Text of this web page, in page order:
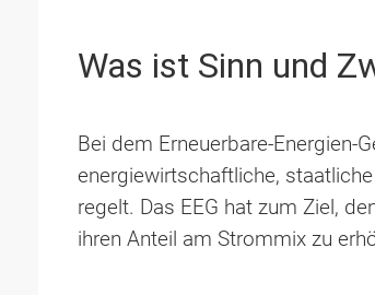
Was ist Sinn und
Bei dem Erneuerbare-Energien-
energiewirtschaftliche,
regelt. Das EEG hat zum Ziel,
ihren Anteil am Strommix zu